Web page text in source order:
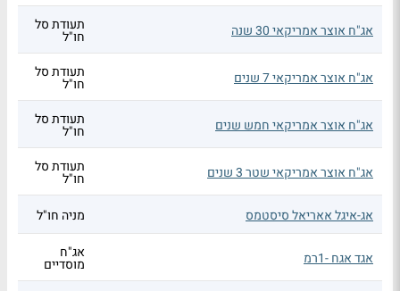
אג"ח אוצר אמריקאי 30 שנה תעודת סל
חו"ל
אג"ח אוצר אמריקאי 7 שנים תעודת סל
חו"ל
אג"ח אוצר אמריקאי חמש שנים תעודת סל
חו"ל
אג"ח אוצר אמריקאי שטר 3 שנים תעודת סל
חו"ל
אג-איגל אאריאל סיסטמס
מניה חו"ל
אגד אגח -1רמ אג"ח
מוסדיים